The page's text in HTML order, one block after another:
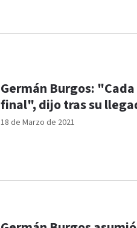
18 de Marzo de 2021
Germán Burgos:
final", dijo tras su